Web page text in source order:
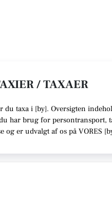
/ TAXAER
du taxa i [by]. Oversigten
har brug for persontransport,
og er udvalgt af os på VORES [